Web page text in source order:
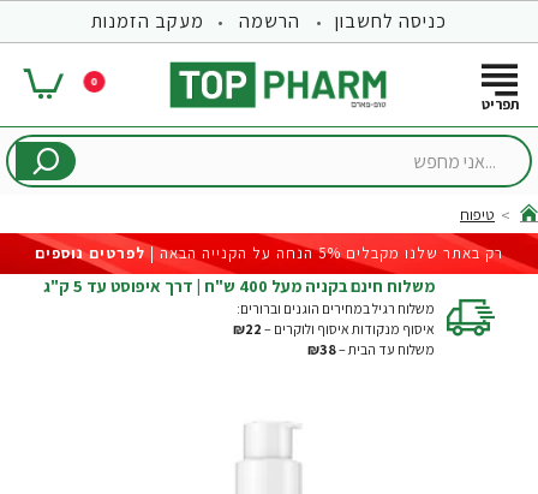
כניסה לחשבון הרשמה מעקב הזמנות
0
...אני
home
טיפוח
רק באתר שלנו מקבלים 5% הנחה על הקנייה הבאה |
לפרטים נוספים
משלוח חינם בקניה מעל 400 ש"ח | דרך איפוסט עד 5 ק"ג
משלוח רגיל במחירים הוגנים וברורים:
איסוף מנקודות איסוף ולוקרים – ₪22
משלוח עד הבית –₪38